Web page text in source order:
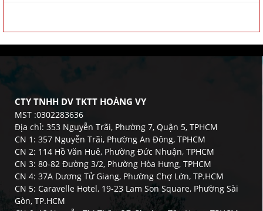
CTY TNHH DV TKTT HOÀNG VY
MST :0302283636
Địa chỉ: 353 Nguyễn Trãi, Phường 7, Quận 5, TPHCM
CN 1: 357 Nguyễn Trãi, Phường An Đông, TPHCM
CN 2: 114 Hồ Văn Huê, Phường Đức Nhuận, TPHCM
CN 3: 80-82 Đường 3/2, Phường Hòa Hưng, TPHCM
CN 4: 37A Dương Tử Giang, Phường Chợ Lớn, TP.HCM
CN 5: Caravelle Hotel, 19-23 Lam Son Square, Phường Sài
Gòn, TP.HCM